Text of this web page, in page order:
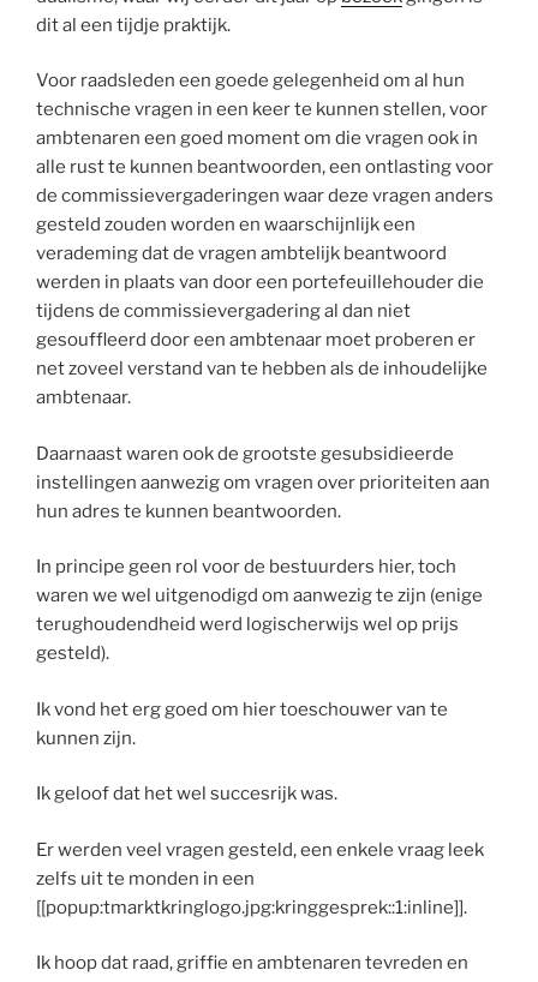
dit al een tijdje praktijk.
Voor raadsleden een goede gelegenheid om al hun
technische vragen in een keer te kunnen stellen, voor
ambtenaren een goed moment om die vragen ook in
alle rust te kunnen beantwoorden, een ontlasting voor
de commissievergaderingen waar deze vragen anders
gesteld zouden worden en waarschijnlijk een
verademing dat de vragen ambtelijk beantwoord
werden in plaats van door een portefeuillehouder die
tijdens de commissievergadering al dan niet
gesouffleerd door een ambtenaar moet proberen er
net zoveel verstand van te hebben als de inhoudelijke
ambtenaar.
Daarnaast waren ook de grootste gesubsidieerde
instellingen aanwezig om vragen over prioriteiten aan
hun adres te kunnen beantwoorden.
In principe geen rol voor de bestuurders hier, toch
waren we wel uitgenodigd om aanwezig te zijn (enige
terughoudendheid werd logischerwijs wel op prijs
gesteld).
Ik vond het erg goed om hier toeschouwer van te
kunnen zijn.
Ik geloof dat het wel succesrijk was.
Er werden veel vragen gesteld, een enkele vraag leek
zelfs uit te monden in een
[[popup:tmarktkringlogo.jpg:kringgesprek::1:inline]].
Ik hoop dat raad, griffie en ambtenaren tevreden en